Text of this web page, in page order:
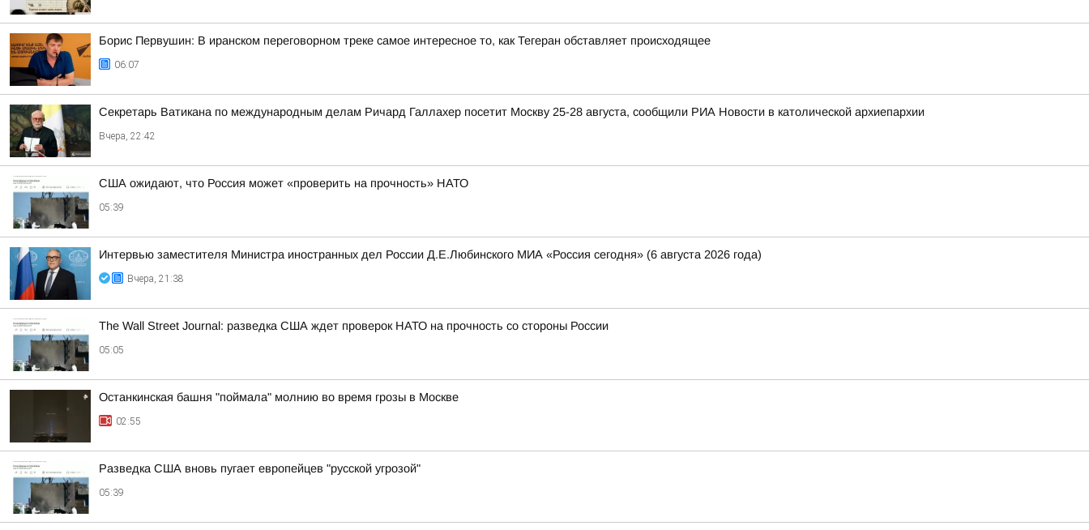
Борис Первушин: В иранском переговорном треке самое интересное то, как Тегеран обставляет происходящее
06:07
Секретарь Ватикана по международным делам Ричард Галлахер посетит Москву 25-28 августа, сообщили РИА Новости в католической архиепархии
Вчера, 22:42
США ожидают, что Россия может «проверить на прочность» НАТО
05:39
Интервью заместителя Министра иностранных дел России Д.Е.Любинского МИА «Россия сегодня» (6 августа 2026 года)
Вчера, 21:38
The Wall Street Journal: разведка США ждет проверок НАТО на прочность со стороны России
05:05
Останкинская башня "поймала" молнию во время грозы в Москве
02:55
Разведка США вновь пугает европейцев "русской угрозой"
05:39